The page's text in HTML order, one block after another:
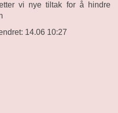
vi nye tiltak for å hindre
14.06 10:27